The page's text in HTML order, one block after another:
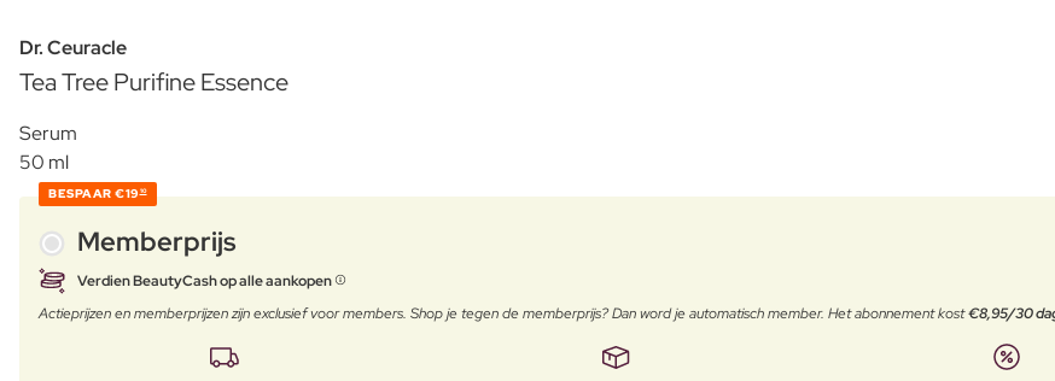
Dr. Ceuracle
Tea Tree Purifine Essence
Serum
50 ml
BESPAAR €19 10
Memberprijs
Verdien BeautyCash op alle aankopen
Actieprijzen en memberprijzen zijn exclusief voor members. Shop je tegen de memberprijs? Dan word je automatisch member. Het abonnement kost€8,95/30